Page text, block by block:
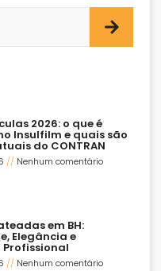
2026: o que é
Insulfilm e quais são
do CONTRAN
Nenhum comentário
em BH:
Elegância e
Nenhum comentário